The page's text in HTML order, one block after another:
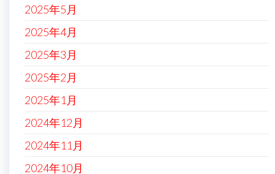
2025年5月
2025年4月
2025年3月
2025年2月
2025年1月
2024年12月
2024年11月
2024年10月